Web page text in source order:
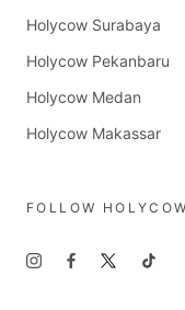
Holycow Surabaya
Holycow Pekanbaru
Holycow Medan
Holycow Makassar
FOLLOW